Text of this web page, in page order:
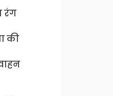
रंग
की